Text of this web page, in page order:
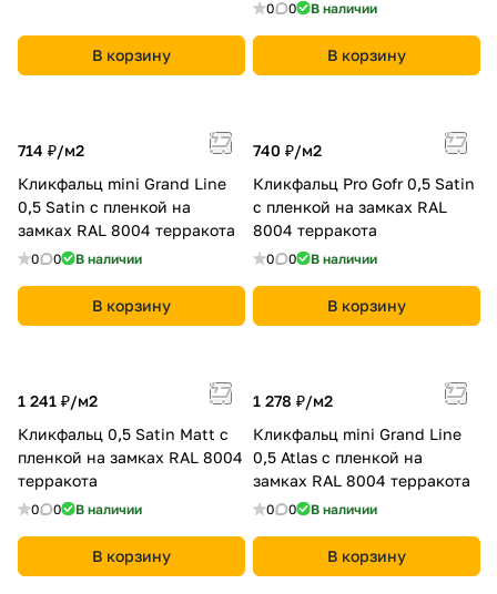
В корзину
0 0 В наличии
В корзину
714 ₽/м2
Кликфальц mini Grand Line
0,5 Satin с пленкой на
замках RAL 8004 терракота
0 0 В наличии
В корзину
740 ₽/м2
Кликфальц Pro Gofr 0,5 Satin
с пленкой на замках RAL
8004 терракота
0 0 В наличии
В корзину
1 241 ₽/м2
Кликфальц 0,5 Satin Мatt с
пленкой на замках RAL 8004
терракота
0 0 В наличии
В корзину
1 278 ₽/м2
Кликфальц mini Grand Line
0,5 Atlas с пленкой на
замках RAL 8004 терракота
0 0 В наличии
В корзину